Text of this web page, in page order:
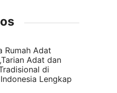
Rumah Adat
Adat dan
di
Lengkap